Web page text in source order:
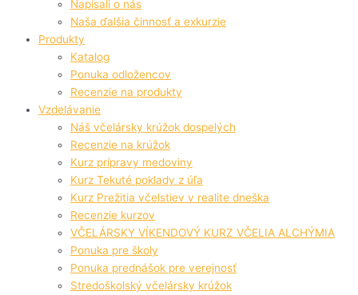
Napísali o nás
Naša ďalšia činnosť a exkurzie
Produkty
Katalog
Ponuka odložencov
Recenzie na produkty
Vzdelávanie
Náš včelársky krúžok dospelých
Recenzie na krúžok
Kurz prípravy medoviny
Kurz Tekuté poklady z úľa
Kurz Prežitia včelstiev v realite dneška
Recenzie kurzov
VČELÁRSKY VÍKENDOVÝ KURZ VČELIA ALCHÝMIA
Ponuka pre školy
Ponuka prednášok pre verejnosť
Stredoškolský včelársky krúžok